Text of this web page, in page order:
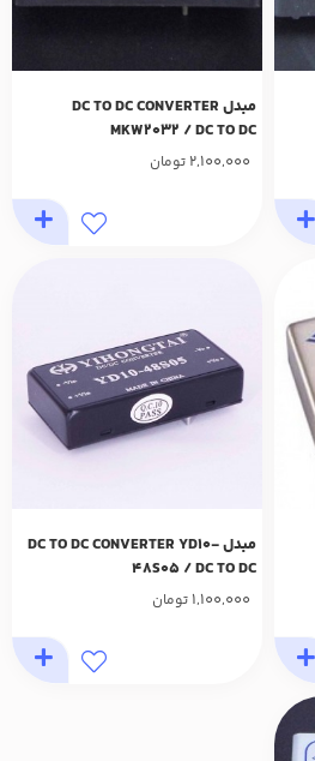
مبدل DC TO DC CONVERTER
MKW2032 / DC TO DC
2,100,000 تومان
مبدل DC TO DC CONVERTER YD10-
48S05 / DC TO DC
1,100,000 تومان